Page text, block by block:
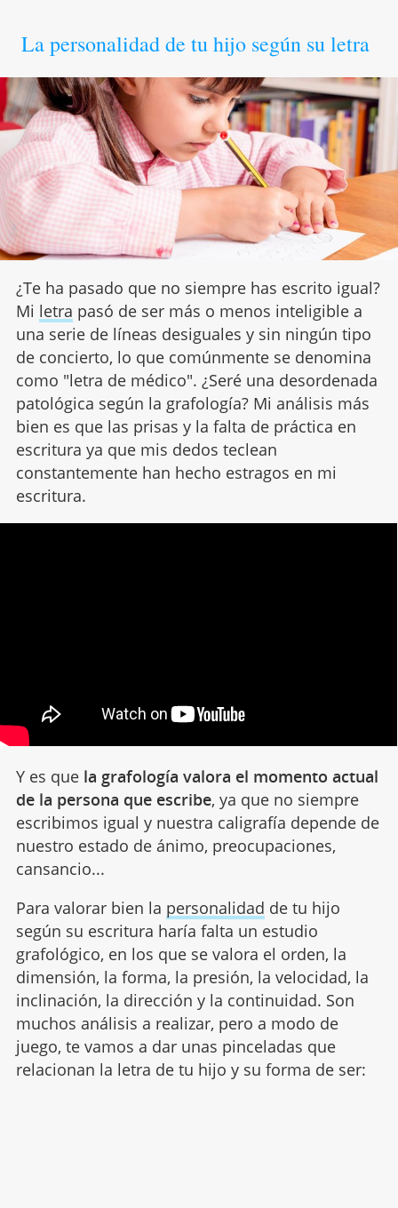
La personalidad de tu hijo según su letra
¿Te ha pasado que no siempre has escrito igual?
Mi letra pasó de ser más o menos inteligible a
una serie de líneas desiguales y sin ningún tipo
de concierto, lo que comúnmente se denomina
como "letra de médico". ¿Seré una desordenada
patológica según la grafología? Mi análisis más
bien es que las prisas y la falta de práctica en
escritura ya que mis dedos teclean
constantemente han hecho estragos en mi
escritura.
Y es quela grafología valora el momento actual
de la persona que escribe, ya que no siempre
escribimos igual y nuestra caligrafía depende de
nuestro estado de ánimo, preocupaciones,
cansancio...
Para valorar bien la personalidad de tu hijo
según su escritura haría falta un estudio
grafológico, en los que se valora el orden, la
dimensión, la forma, la presión, la velocidad, la
inclinación, la dirección y la continuidad. Son
muchos análisis a realizar, pero a modo de
juego, te vamos a dar unas pinceladas que
relacionan la letra de tu hijo y su forma de ser: